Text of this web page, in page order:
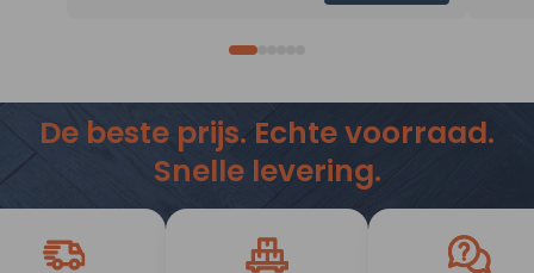
De beste prijs. Echte voorraad.
Snelle levering.